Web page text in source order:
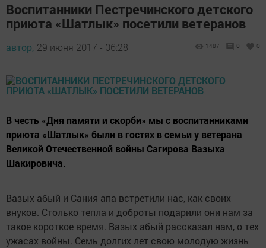
Воспитанники Пестречинского детского
приюта «Шатлык» посетили ветеранов
автор, 29 июня 2017 - 06:28 1487 0 0
В честь «Дня памяти и скорби» мы с воспитанниками
приюта «Шатлык» были в гостях в семьи у ветерана
Великой Отечественной войны Сагирова Вазыха
Шакировича.
Вазых абый и Сания апа встретили нас, как своих
внуков. Столько тепла и доброты подарили они нам за
такое короткое время. Вазых абый рассказал нам, о тех
ужасах войны. Семь долгих лет свою молодую жизнь